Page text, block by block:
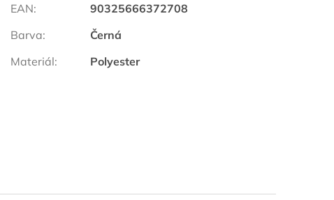
EAN:
90325666372708
Barva:
Černá
Materiál: Polyester